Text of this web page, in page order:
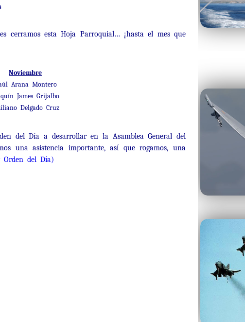
cerramos esta Hoja Parroquial… ¡hasta el mes que
Noviembre
Arana Montero
James Grijalbo
Delgado Cruz
del Día a desarrollar en la Asamblea General del
una asistencia importante, así que rogamos, una
Orden del Día)